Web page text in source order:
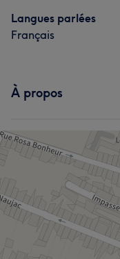
Langues parlées
Français
À propos